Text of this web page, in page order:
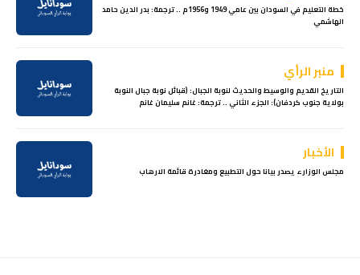
خطة التعليم في السودان بين عامي 1949 و1956م .. ترجمة: بدر الدين حامد
الهاشمي
منبر الرأي
التاريخ القديم والوسيط والحديث لنوبة الجبال: (قبائل نوبة جبال النوبة
بولاية جنوب كردفان): الجزء الثاني .. ترجمة: غانم سليمان غانم
الأخبار
مجلس الوزارء يصدر بيانا حول التطبيع ومغادرة قائمة الارهاب